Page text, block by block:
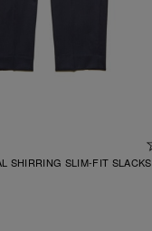
SHIRRING SLIM-FIT SLACKS